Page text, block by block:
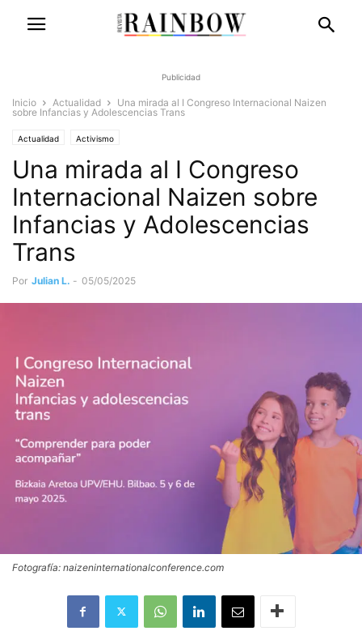
Publicidad
Inicio Actualidad
Una mirada al I Congreso Internacional Naizen
sobre Infancias y Adolescencias Trans
Actualidad Activismo
Una mirada al I Congreso
Internacional Naizen sobre
Infancias y Adolescencias
Trans
Por Julian L. - 05/05/2025
Fotografía: naizeninternationalconference.com